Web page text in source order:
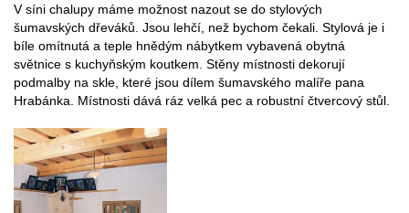
V síni chalupy máme možnost nazout se do stylových
šumavských dřeváků. Jsou lehčí, než bychom čekali. Stylová je i
bíle omítnutá a teple hnědým nábytkem vybavená obytná
světnice s kuchyňským koutkem. Stěny místnosti dekorují
podmalby na skle, které jsou dílem šumavského malíře pana
Hrabánka. Místnosti dává ráz velká pec a robustní čtvercový stůl.